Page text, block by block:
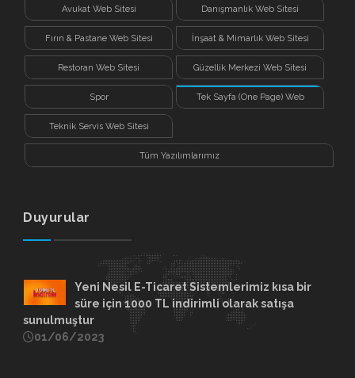
Avukat Web Sitesi Danışmanlık Web Sitesi
Fırın & Pastane Web Sitesi İnşaat & Mimarlık Web Sitesi
Restoran Web Sitesi Güzellik Merkezi Web Sitesi
Spor Tek Sayfa (One Page) Web
Teknik Servis Web Sitesi
Tüm Yazılımlarımız
Duyurular
Yeni Nesil E-Ticaret Sistemlerimiz kısa bir
süre için 1000 TL indirimli olarak satışa
sunulmuştur
01/06/2023